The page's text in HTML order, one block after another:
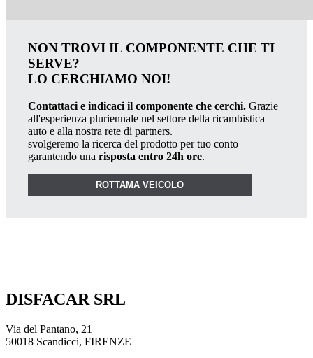
NON TROVI IL COMPONENTE CHE TI
SERVE?
LO CERCHIAMO NOI!
Contattaci e indicaci il componente che cerchi. Grazie
all'esperienza pluriennale nel settore della ricambistica
auto e alla nostra rete di partners.
svolgeremo la ricerca del prodotto per tuo conto
garantendo una risposta entro 24h ore.
ROTTAMA VEICOLO
DISFACAR SRL
Via del Pantano, 21
50018 Scandicci, FIRENZE